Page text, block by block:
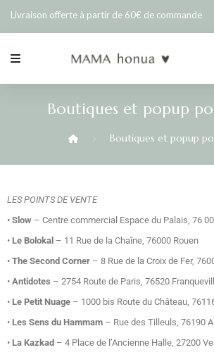
Livraison offerte à partir de 60€ de commande
Boutiques et popup
Boutiques et popup
LES POINTS DE VENTE
• Slow – Centre commercial Espace du Palais, 76
• Le Bolokal – 11 Rue de la Chaîne, 76000 Rouen
• The Second Corner – 8 Rue de la Croix de Fer,
• Antidotes – 2754 Route de Paris, 76520
• Le Petit Nuage – 1000 bis Route du Château,
• Les Sens du Hammam – Rue des Tilleuls, 76190
• La Kazkad – 4 Place de l’Ancienne Halle, 27200